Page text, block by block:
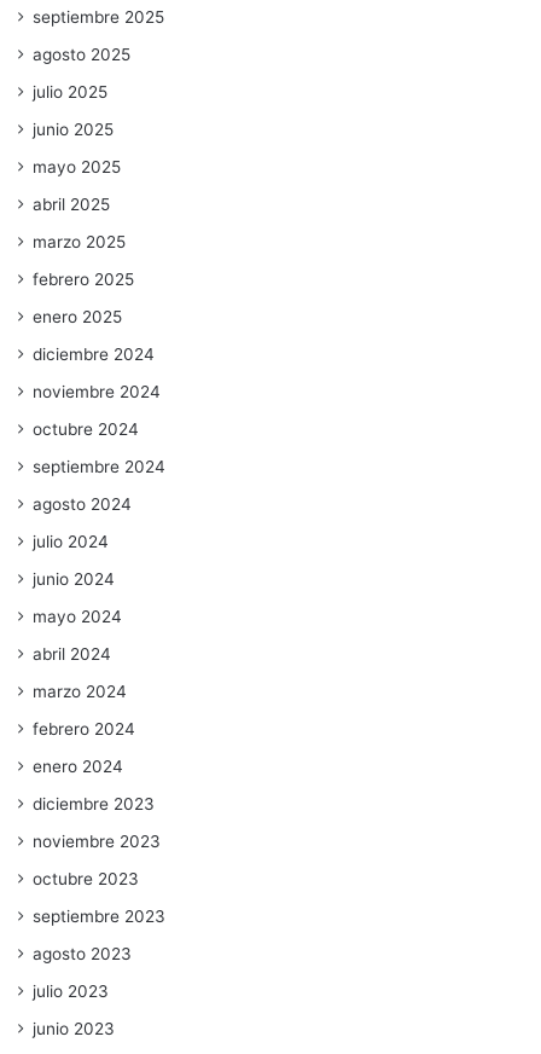
septiembre 2025
agosto 2025
julio 2025
junio 2025
mayo 2025
abril 2025
marzo 2025
febrero 2025
enero 2025
diciembre 2024
noviembre 2024
octubre 2024
septiembre 2024
agosto 2024
julio 2024
junio 2024
mayo 2024
abril 2024
marzo 2024
febrero 2024
enero 2024
diciembre 2023
noviembre 2023
octubre 2023
septiembre 2023
agosto 2023
julio 2023
junio 2023